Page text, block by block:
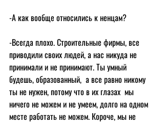
-А как вообще относились к ненцам?
-Всегда плохо. Строительные фирмы, все
приводили своих людей, а нас никуда не
принимали и не принимают. Ты умный
будешь, образованный,  а все равно никому
ты не нужен, потому что в их глазах  мы
ничего не можем и не умеем, долго на одном
месте работать не можем. Короче, мы не